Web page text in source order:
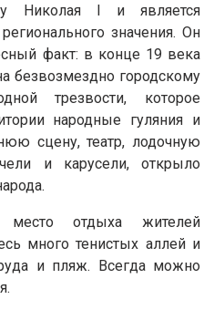
Николая I и является
значения. Он
факт: в конце 19 века
безвозмездно городскому
трезвости, которое
народные гуляния и
сцену, театр, лодочную
и карусели, открыло
отдыха жителей
много тенистых аллей и
и пляж. Всегда можно